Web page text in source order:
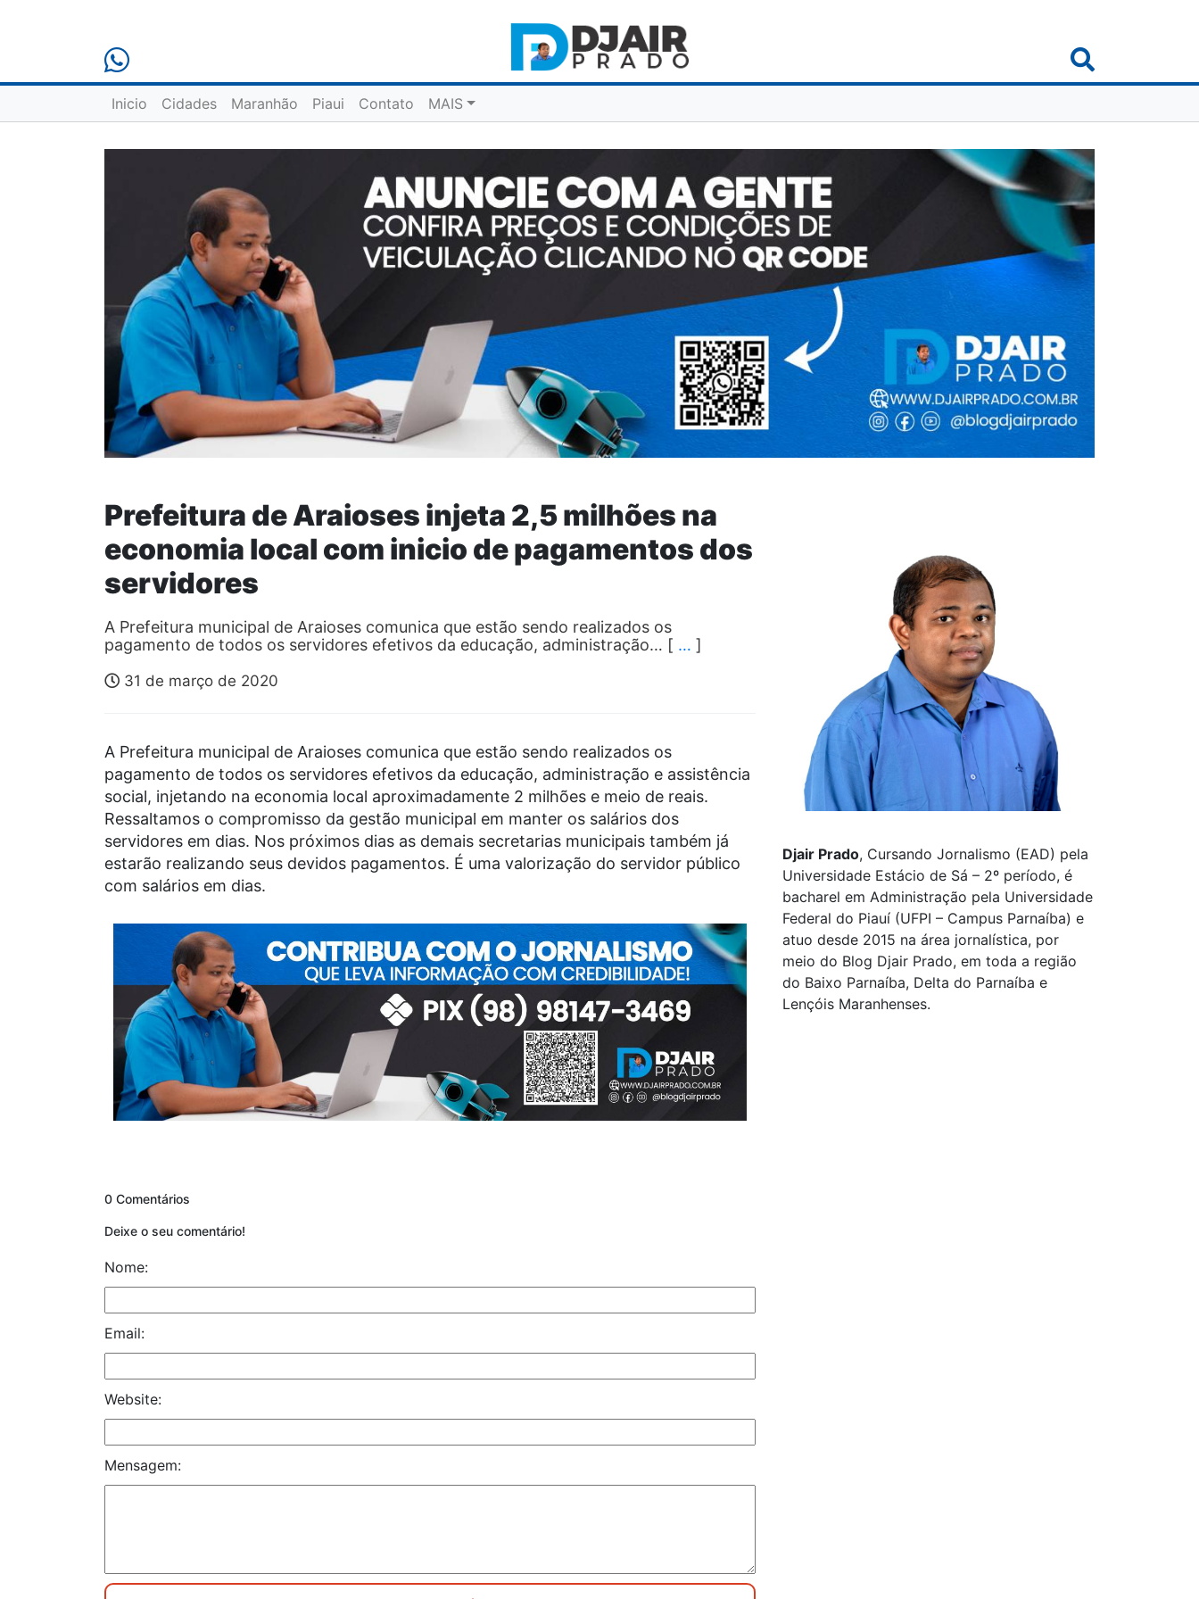
Inicio Cidades Maranhão Piaui Contato MAIS
Prefeitura de Araioses injeta 2,5 milhões na
economia local com inicio de pagamentos dos
servidores
A Prefeitura municipal de Araioses comunica que estão sendo realizados os
pagamento de todos os servidores efetivos da educação, administração… [ … ]
31 de março de 2020
A Prefeitura municipal de Araioses comunica que estão sendo realizados os
pagamento de todos os servidores efetivos da educação, administração e assistência
social, injetando na economia local aproximadamente 2 milhões e meio de reais.
Ressaltamos o compromisso da gestão municipal em manter os salários dos
servidores em dias. Nos próximos dias as demais secretarias municipais também já
estarão realizando seus devidos pagamentos. É uma valorização do servidor público
com salários em dias.
0 Comentários
Deixe o seu comentário!
Nome:
Email:
Website:
Mensagem:
Djair Prado, Cursando Jornalismo (EAD) pela
Universidade Estácio de Sá – 2º período, é
bacharel em Administração pela Universidade
Federal do Piauí (UFPI – Campus Parnaíba) e
atuo desde 2015 na área jornalística, por
meio do Blog Djair Prado, em toda a região
do Baixo Parnaíba, Delta do Parnaíba e
Lençóis Maranhenses.